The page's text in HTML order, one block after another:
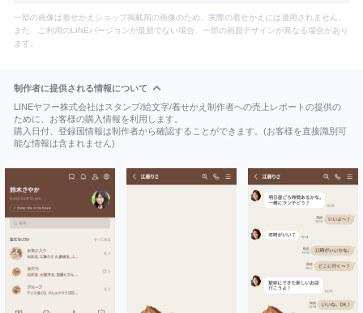
一部の画像は着せかえショップ掲載用の画像のため、実際の着せかえには適用されません。
また、ご利用のLINEバージョンが最新でない場合、一部の画面デザインが異なる場合があり
ます。
制作者に提供される情報について
LINEヤフー株式会社はスタンプ/絵文字/着せかえ制作者への売上レポートの提供の
ために、お客様の購入情報を利用します。
購入日付、登録国情報は制作者から確認することができます。(お客様を直接識別可
能な情報は含まれません)